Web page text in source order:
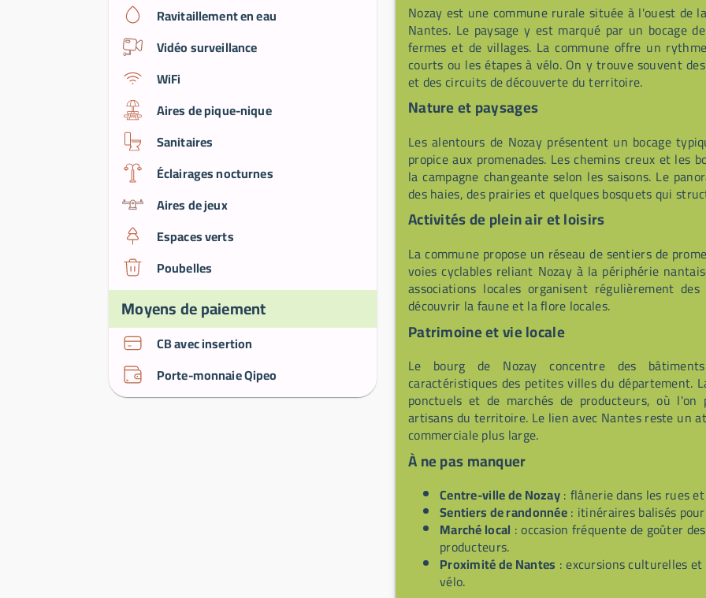
Ravitaillement en eau
Vidéo surveillance
WiFi
Aires de pique-nique
Sanitaires
Éclairages nocturnes
Aires de jeux
Espaces verts
Poubelles
Moyens de paiement
CB avec insertion
Porte-monnaie Qipeo
Nozay est une commune rurale située à l'ouest de
Nantes. Le paysage y est marqué par un bocage
fermes et de villages. La commune offre un
courts ou les étapes à vélo. On y trouve souvent
et des circuits de découverte du territoire.
Nature et paysages
Les alentours de Nozay présentent un bocage
propice aux promenades. Les chemins creux et les
la campagne changeante selon les saisons. Le
des haies, des prairies et quelques bosquets qui
Activités de plein air et loisirs
La commune propose un réseau de sentiers de
voies cyclables reliant Nozay à la périphérie
associations locales organisent régulièrement
découvrir la faune et la flore locales.
Patrimoine et vie locale
Le bourg de Nozay concentre des
caractéristiques des petites villes du département.
ponctuels et de marchés de producteurs, où
artisans du territoire. Le lien avec Nantes reste un
commerciale plus large.
À ne pas manquer
Centre-ville de Nozay: flânerie dans les rues
Sentiers de randonnée: itinéraires balisés
Marché local : occasion fréquente de goûter
producteurs.
Proximité de Nantes : excursions culturelles
vélo.